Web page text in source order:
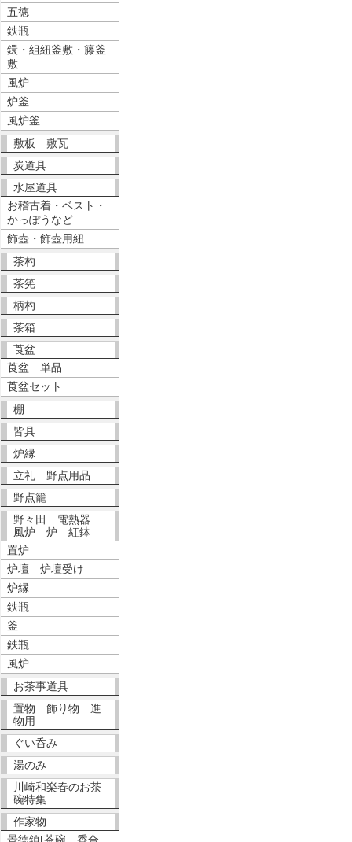
五徳
鉄瓶
鐶・組紐釜敷・籐釜
敷
風炉
炉釜
風炉釜
敷板 敷瓦
炭道具
水屋道具
お稽古着・ベスト・
かっぽうなど
飾壺・飾壺用紐
茶杓
茶筅
柄杓
茶箱
莨盆
莨盆 単品
莨盆セット
棚
皆具
炉縁
立礼 野点用品
野点籠
野々田 電熱器
風炉 炉 紅鉢
置炉
炉壇 炉壇受け
炉縁
鉄瓶
釜
鉄瓶
風炉
お茶事道具
置物 飾り物 進
物用
ぐい呑み
湯のみ
川崎和楽春のお茶
碗特集
作家物